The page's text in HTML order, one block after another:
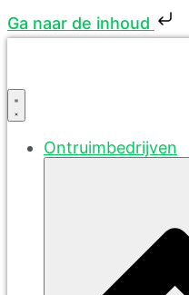
Ga naar de inhoud
Ontruimbedrijven